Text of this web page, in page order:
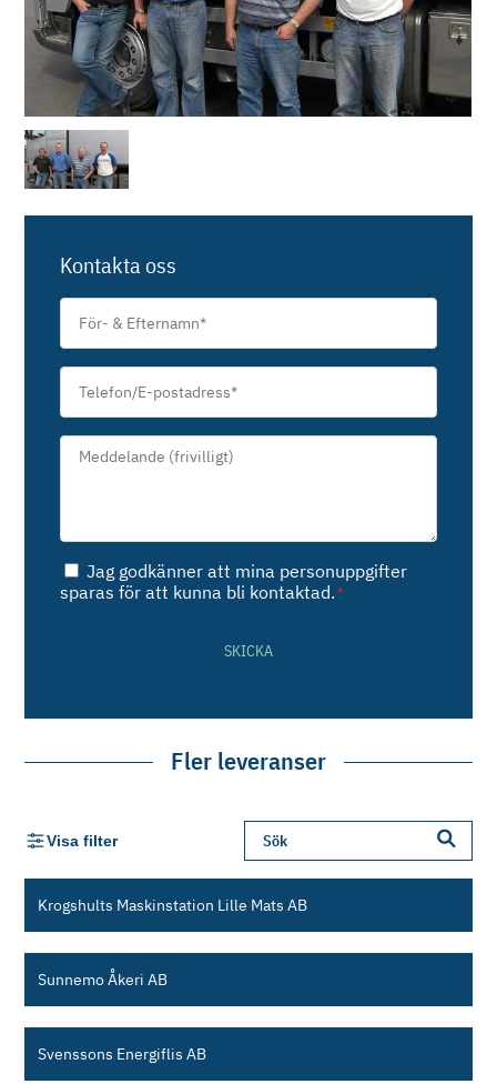
Kontakta oss
För-
Efternamn
Telefon/E-
postadress*
Meddelande*
Samtycke*
Jag godkänner att mina personuppgifter
sparas för att kunna bli kontaktad. *
SKICKA
Fler leveranser
Visa filter
Krogshults Maskinstation Lille Mats AB
Sunnemo Åkeri AB
Svenssons Energiflis AB